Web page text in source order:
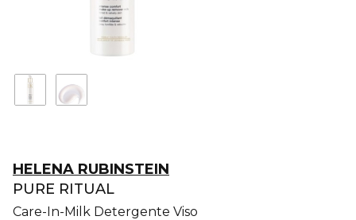
HELENA RUBINSTEIN
PURE RITUAL
Care-In-Milk Detergente Viso